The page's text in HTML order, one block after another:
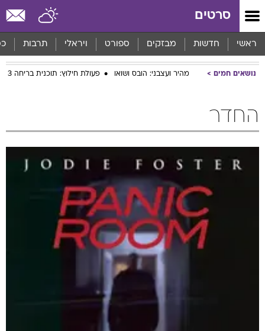
סרטים
ראשי חדשות מבזקים ספורט ויראלי תרבות
נושאים חמים מהיר ועצבני: הובס ושואו פעולת חילוץ: תוכנית בריחה 3
החדר